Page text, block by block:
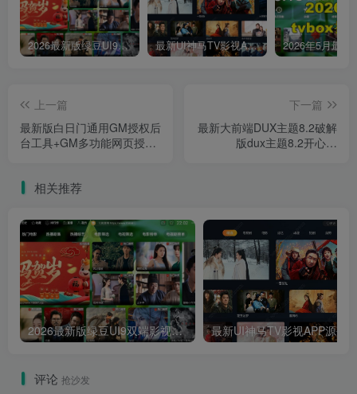
2026最新版绿豆UI9双端影视APP源码 最新UI神马TV影视APP源码 乐檬影视苹果CMS后台 包含前后端源码
上一篇
最新版白日门通用GM授权后
台工具+GM多功能网页授权
下一篇
最新大前端DUX主题8.2破解
版dux主题8.2开心版
相关推荐
2026最新版绿豆UI9双端影视APP源码
评论 抢沙发